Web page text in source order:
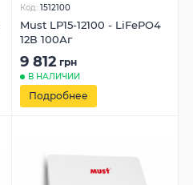
Код: 1512100
Must LP15-12100 - LiFePO4
12В 100Аг
9 812 грн
В НАЛИЧИИ
Подробнее